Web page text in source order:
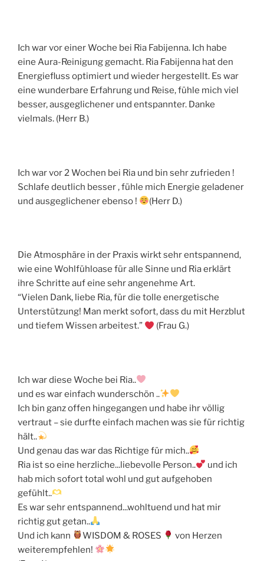
Ich war vor einer Woche bei Ria Fabijenna. Ich habe
eine Aura-Reinigung gemacht. Ria Fabijenna hat den
Energiefluss optimiert und wieder hergestellt. Es war
eine wunderbare Erfahrung und Reise, fühle mich viel
besser, ausgeglichener und entspannter. Danke
vielmals. (Herr B.)
Ich war vor 2 Wochen bei Ria und bin sehr zufrieden !
Schlafe deutlich besser , fühle mich Energie geladener
und ausgeglichener ebenso !
(Herr D.)
Die Atmosphäre in der Praxis wirkt sehr entspannend,
wie eine Wohlfühloase für alle Sinne und Ria erklärt
ihre Schritte auf eine sehr angenehme Art.
“Vielen Dank, liebe Ria, für die tolle energetische
Unterstützung! Man merkt sofort, dass du mit Herzblut
und tiefem Wissen arbeitest.”
(Frau G.)
Ich war diese Woche bei Ria..
und es war einfach wunderschön ..
Ich bin ganz offen hingegangen und habe ihr völlig
vertraut – sie durfte einfach machen was sie für richtig
hält..
Und genau das war das Richtige für mich..
Ria ist so eine herzliche...liebevolle Person..
und ich
hab mich sofort total wohl und gut aufgehoben
gefühlt..
Es war sehr entspannend...wohltuend und hat mir
richtig gut getan..
Und ich kann
WISDOM & ROSES
von Herzen
weiterempfehlen!